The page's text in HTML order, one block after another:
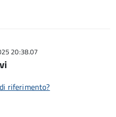
20:38.07
riferimento?